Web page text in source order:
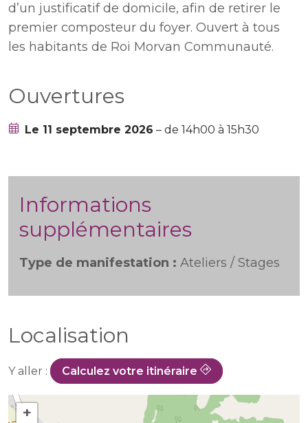
d’un justificatif de domicile, afin de retirer le
premier composteur du foyer. Ouvert à tous
les habitants de Roi Morvan Communauté.
Ouvertures
Le 11 septembre 2026 – de 14h00 à 15h30
Informations
supplémentaires
Type de manifestation : Ateliers / Stages
Localisation
Y aller : Calculez votre itinéraire
+